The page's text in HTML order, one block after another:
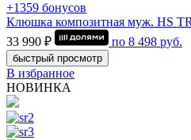
+1359 бонусов
Клюшка композитная муж. HS
33 990 ₽
по 8 498 руб.
быстрый просмотр
В избранное
НОВИНКА